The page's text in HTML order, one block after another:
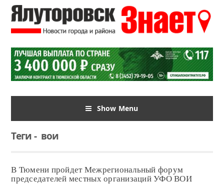
Show Menu
Теги-вои
В Тюмени пройдет Межрегиональный форум
председателей местных организаций УФО ВОИ